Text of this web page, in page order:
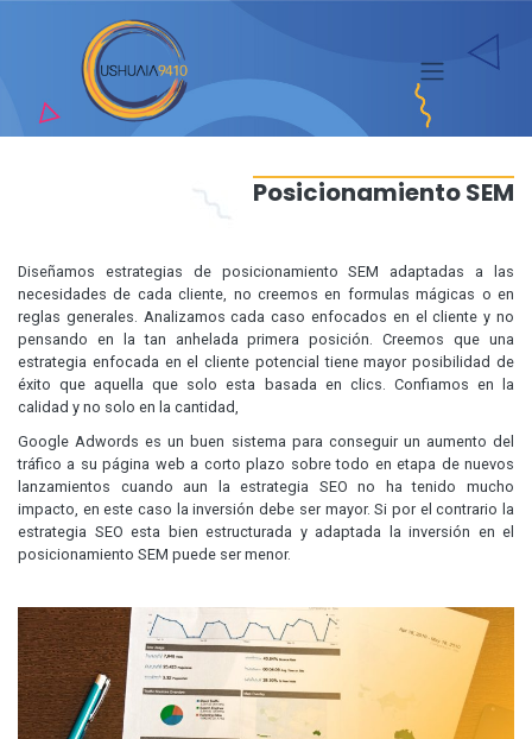
Posicionamiento SEM
Diseñamos estrategias de posicionamiento SEM adaptadas a las
necesidades de cada cliente, no creemos en formulas mágicas o en
reglas generales. Analizamos cada caso enfocados en el cliente y no
pensando en la tan anhelada primera posición. Creemos que una
estrategia enfocada en el cliente potencial tiene mayor posibilidad de
éxito que aquella que solo esta basada en clics. Confiamos en la
calidad y no solo en la cantidad,
Google Adwords es un buen sistema para conseguir un aumento del
tráfico a su página web a corto plazo sobre todo en etapa de nuevos
lanzamientos cuando aun la estrategia SEO no ha tenido mucho
impacto, en este caso la inversión debe ser mayor. Si por el contrario la
estrategia SEO esta bien estructurada y adaptada la inversión en el
posicionamiento SEM puede ser menor.